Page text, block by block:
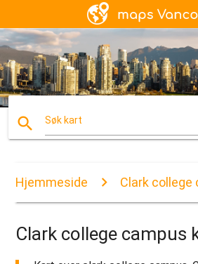
search Søk kart
Hjemmeside Clark college
Clark college campus